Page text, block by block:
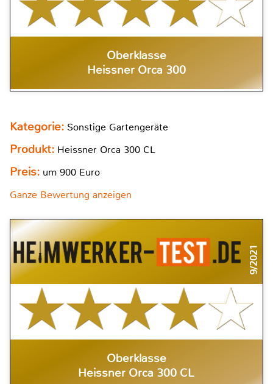
Oberklasse
Heissner Orca 300
Kategorie: Sonstige Gartengeräte
Produkt: Heissner Orca 300 CL
Preis: um 900 Euro
Ganze Bewertung anzeigen
9/2021
Oberklasse
Heissner Orca 300 CL